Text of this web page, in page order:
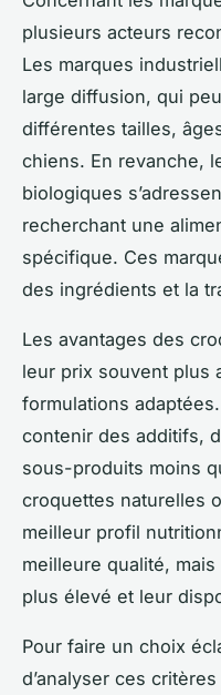
plusieurs acteurs
Les marques
large diffusion, qui
différentes tailles,
chiens. En revanche,
biologiques
recherchant une
spécifique. Ces
des ingrédients et la
Les avantages des
leur prix souvent plus
formulations
contenir des additifs,
sous-produits moins
croquettes naturelles
meilleur profil
meilleure qualité,
plus élevé et leur
Pour faire un choix
d’analyser ces